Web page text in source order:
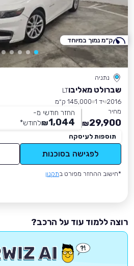
נתניה
שברולט מאליבוLT
2016 יד 1
145,000 ק״מ
מחיר
29,900
₪
החזר חודשי מ-
1,044
₪לחודש*
תוספות לעיסקה
לפגישה בסוכנות
*חישוב ההחזר מפורט בתקנון
ק״מ נמוך במיוחד
רוצה ללמוד עוד על הרכב?